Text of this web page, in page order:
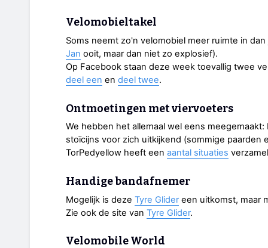
Velomobieltakel
Soms neemt zo'n velomobiel meer ruimte in
Jan ooit, maar dan niet zo explosief).
Op Facebook staan deze week toevallig twee
deel een en deel twee.
Ontmoetingen met viervoeters
We hebben het allemaal wel eens
stoïcijns voor zich uitkijkend (sommige paarden
TorPedyellow heeft een aantal situaties
Handige bandafnemer
Mogelijk is deze Tyre Glider een uitkomst, maar
Zie ook de site van Tyre Glider.
Velomobile World